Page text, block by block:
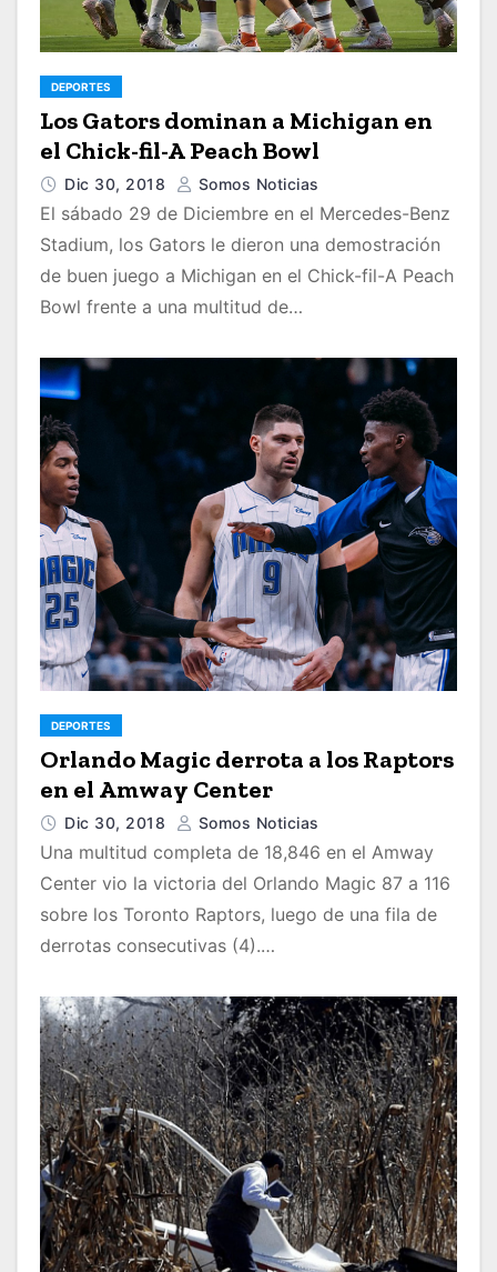
DEPORTES
Los Gators dominan a Michigan en
el Chick-fil-A Peach Bowl
Dic 30, 2018 Somos Noticias
El sábado 29 de Diciembre en el Mercedes-Benz
Stadium, los Gators le dieron una demostración
de buen juego a Michigan en el Chick-fil-A Peach
Bowl frente a una multitud de…
DEPORTES
Orlando Magic derrota a los Raptors
en el Amway Center
Dic 30, 2018 Somos Noticias
Una multitud completa de 18,846 en el Amway
Center vio la victoria del Orlando Magic 87 a 116
sobre los Toronto Raptors, luego de una fila de
derrotas consecutivas (4).…